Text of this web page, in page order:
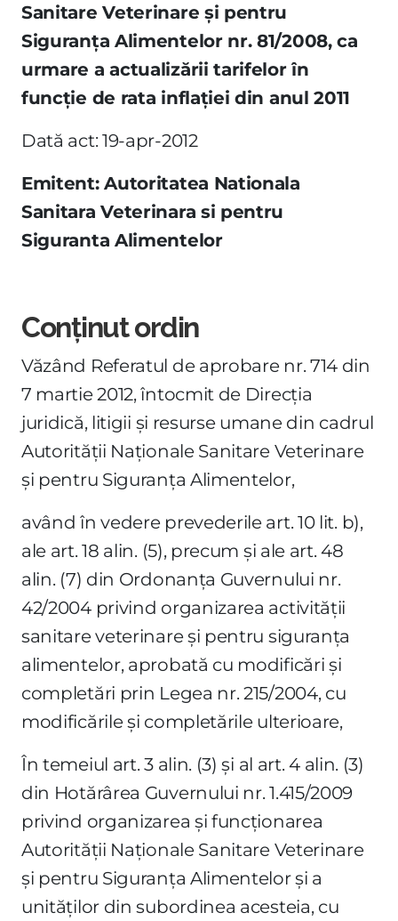
Sanitare Veterinare şi pentru
Siguranţa Alimentelor nr. 81/2008, ca
urmare a actualizării tarifelor în
funcţie de rata inflaţiei din anul 2011
Dată act: 19-apr-2012
Emitent: Autoritatea Nationala
Sanitara Veterinara si pentru
Siguranta Alimentelor
Conținut ordin
Văzând Referatul de aprobare nr. 714 din
7 martie 2012, întocmit de Direcţia
juridică, litigii şi resurse umane din cadrul
Autorităţii Naţionale Sanitare Veterinare
şi pentru Siguranţa Alimentelor,
având în vedere prevederile art. 10 lit. b),
ale art. 18 alin. (5), precum şi ale art. 48
alin. (7) din Ordonanţa Guvernului nr.
42/2004 privind organizarea activităţii
sanitare veterinare şi pentru siguranţa
alimentelor, aprobată cu modificări şi
completări prin Legea nr. 215/2004, cu
modificările şi completările ulterioare,
În temeiul art. 3 alin. (3) şi al art. 4 alin. (3)
din Hotărârea Guvernului nr. 1.415/2009
privind organizarea şi funcţionarea
Autorităţii Naţionale Sanitare Veterinare
şi pentru Siguranţa Alimentelor şi a
unităţilor din subordinea acesteia, cu